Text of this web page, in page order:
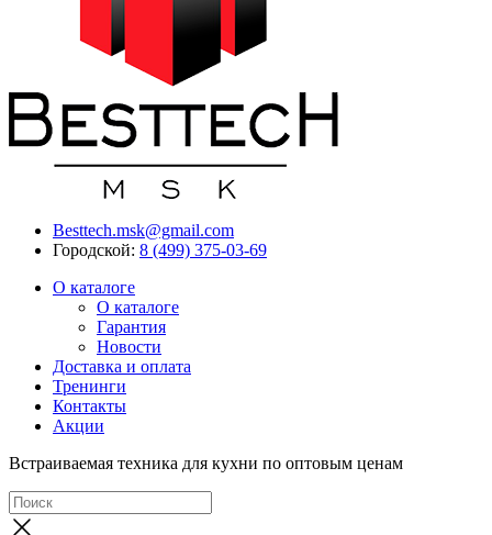
Besttech.msk@gmail.com
Городской: 8 (499) 375-03-69
О каталоге
О каталоге
Гарантия
Новости
Доставка и оплата
Тренинги
Контакты
Акции
Встраиваемая техника для кухни по оптовым ценам